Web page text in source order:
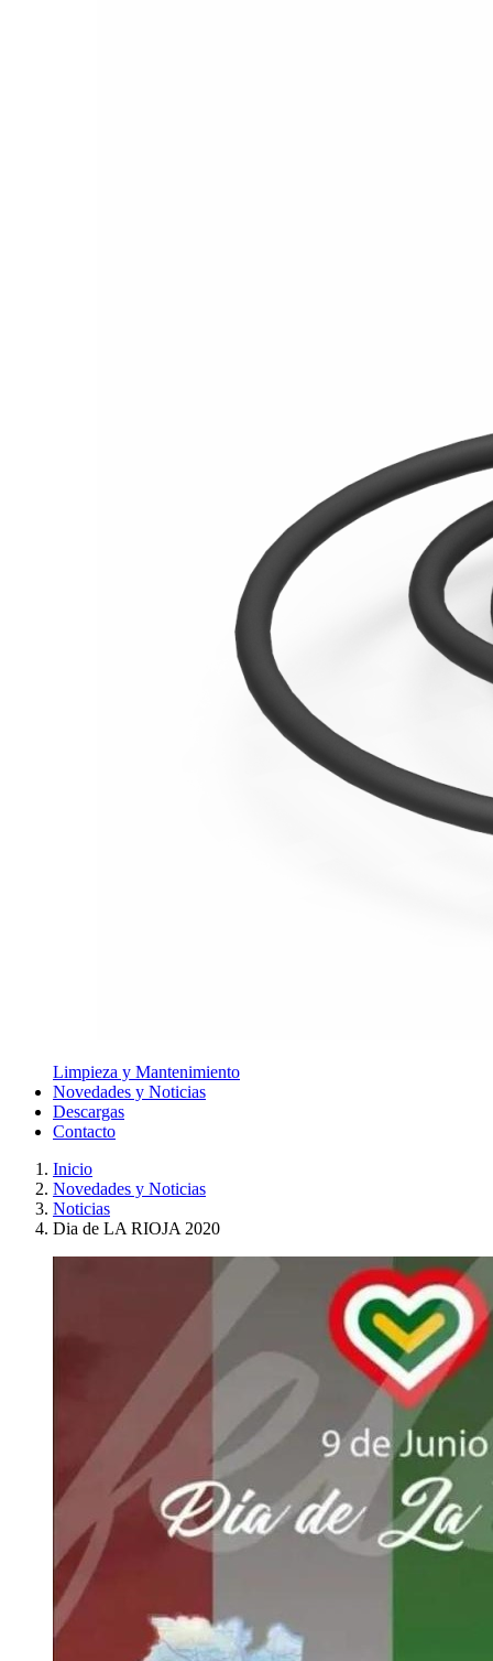
Limpieza y Mantenimiento
Novedades y Noticias
Descargas
Contacto
Inicio
Novedades y Noticias
Noticias
Dia de LA RIOJA 2020